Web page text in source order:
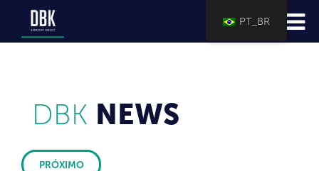
DBK NEWS
PRÓXIMO
PT_BR